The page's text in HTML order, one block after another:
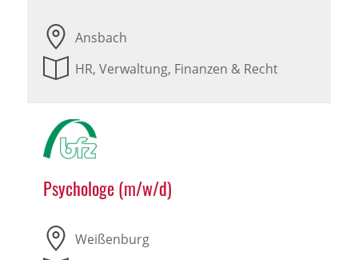
Ansbach
HR, Verwaltung, Finanzen & Recht
Psychologe (m/w/d)
Weißenburg